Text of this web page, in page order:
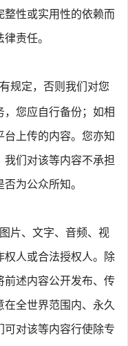
整性或实用性的依赖而
责任。
规定，否则我们对您
，您应自行备份；如相
上传的内容。您亦知
们对该等内容不承担
为公众所知。
片、文字、音频、视
权人或合法授权人。除
前述内容公开发布、传
全世界范围内、永久
可对该等内容行使除专